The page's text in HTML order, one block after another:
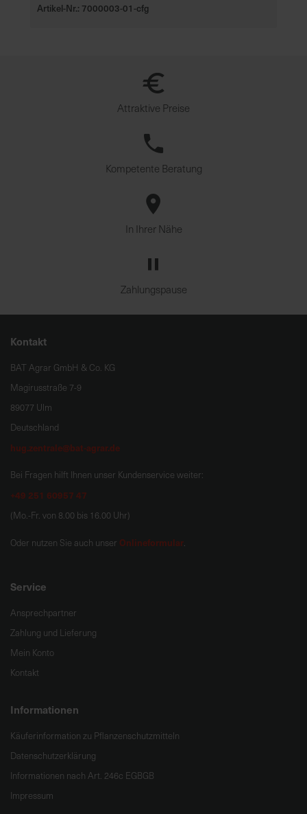
Artikel-Nr.: 7000003-01-cfg
Attraktive Preise
Kompetente Beratung
In Ihrer Nähe
Zahlungspause
Kontakt
BAT Agrar GmbH & Co. KG
Magirusstraße 7-9
89077 Ulm
Deutschland
hug.zentrale@bat-agrar.de
Bei Fragen hilft Ihnen unser Kundenservice weiter:
+49 251 60957 47
(Mo.-Fr. von 8.00 bis 16.00 Uhr)
Oder nutzen Sie auch unser Onlineformular.
Service
Ansprechpartner
Zahlung und Lieferung
Mein Konto
Kontakt
Informationen
Käuferinformation zu Pflanzenschutzmitteln
Datenschutzerklärung
Informationen nach Art. 246c EGBGB
Impressum